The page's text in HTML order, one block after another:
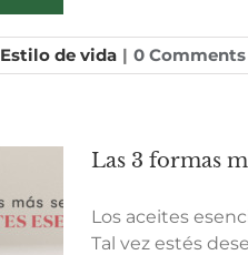
Estilo de vida | 0 Comments
Las 3 formas
Los aceites
Tal vez estés